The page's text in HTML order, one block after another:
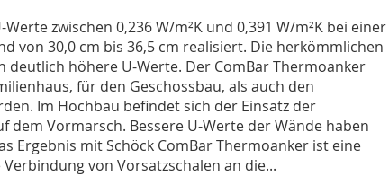
zwischen 0,236 W/m²K und 0,391 W/m²K bei einer
von 30,0 cm bis 36,5 cm realisiert. Die herkömmlichen
höhere U-Werte. Der ComBar Thermoanker
für den Geschossbau, als auch den
Im Hochbau befindet sich der Einsatz der
dem Vormarsch. Bessere U-Werte der Wände haben
Ergebnis mit Schöck ComBar Thermoanker ist eine
von Vorsatzschalen an die...